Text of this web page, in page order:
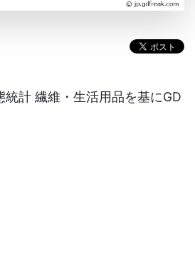
計 繊維・生活用品を基にGD